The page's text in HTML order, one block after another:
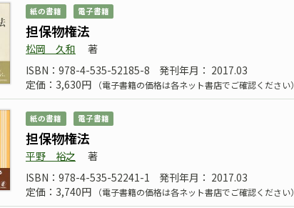
紙の書籍 電子書籍
担保物権法
松岡 久和
著
ISBN：978-4-535-52185-8
発刊年月： 2017.03
定価：3,630円
（電子書籍の価格は各ネット書店でご確認ください）
紙の書籍 電子書籍
担保物権法
平野 裕之
著
ISBN：978-4-535-52241-1
発刊年月： 2017.03
定価：3,740円
（電子書籍の価格は各ネット書店でご確認ください）